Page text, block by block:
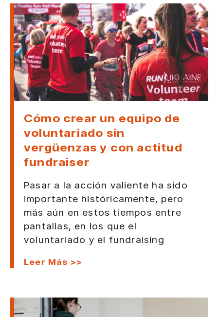
Cómo crear un equipo de
voluntariado sin
vergüenzas y con actitud
fundraiser
Pasar a la acción valiente ha sido
importante históricamente, pero
más aún en estos tiempos entre
pantallas, en los que el
voluntariado y el fundraising
Leer Más >>